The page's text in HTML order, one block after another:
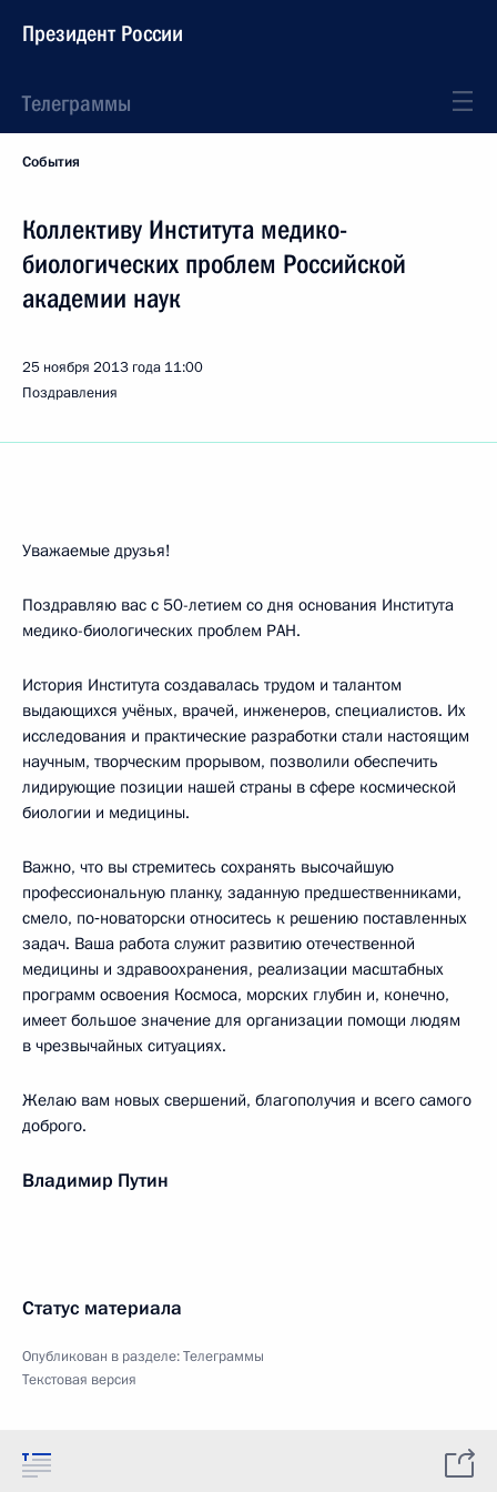
Президент России
Телеграммы
События
Коллективу Института медико-
биологических проблем Российской
академии наук
25 ноября 2013 года 11:00
Поздравления
Уважаемые друзья!
Поздравляю вас с 50-летием со дня основания Института
медико-биологических проблем РАН.
История Института создавалась трудом и талантом
выдающихся учёных, врачей, инженеров, специалистов. Их
исследования и практические разработки стали настоящим
научным, творческим прорывом, позволили обеспечить
лидирующие позиции нашей страны в сфере космической
биологии и медицины.
Важно, что вы стремитесь сохранять высочайшую
профессиональную планку, заданную предшественниками,
смело, по‑новаторски относитесь к решению поставленных
задач. Ваша работа служит развитию отечественной
медицины и здравоохранения, реализации масштабных
программ освоения Космоса, морских глубин и, конечно,
имеет большое значение для организации помощи людям
в чрезвычайных ситуациях.
Желаю вам новых свершений, благополучия и всего самого
доброго.
Владимир Путин
Статус материала
Опубликован в разделе:Телеграммы
Текстовая версия